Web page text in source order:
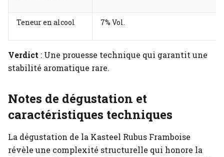
Teneur en alcool 7% Vol.
Verdict : Une prouesse technique qui garantit une
stabilité aromatique rare.
Notes de dégustation et
caractéristiques techniques
La dégustation de la Kasteel Rubus Framboise
révèle une complexité structurelle qui honore la